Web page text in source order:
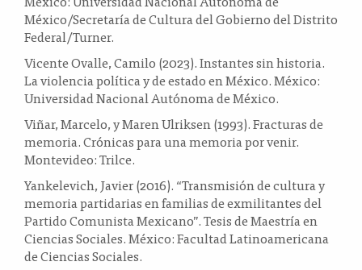
México/Secretaría de Cultura del Gobierno del Distrito
Federal/Turner.
Vicente Ovalle, Camilo (2023). Instantes sin historia.
La violencia política y de estado en México. México:
Universidad Nacional Autónoma de México.
Viñar, Marcelo, y Maren Ulriksen (1993). Fracturas de
memoria. Crónicas para una memoria por venir.
Montevideo: Trilce.
Yankelevich, Javier (2016). “Transmisión de cultura y
memoria partidarias en familias de exmilitantes del
Partido Comunista Mexicano”. Tesis de Maestría en
Ciencias Sociales. México: Facultad Latinoamericana
de Ciencias Sociales.